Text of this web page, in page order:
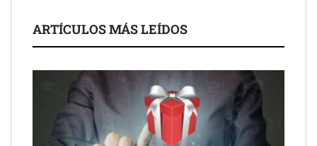
NOVA: innovación y diseño que transforman espacios de la
mano de Tormo Franquicias
ARTÍCULOS MÁS LEÍDOS